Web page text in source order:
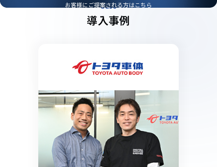
お客様にご提案される方はこちら
Case
導入事例